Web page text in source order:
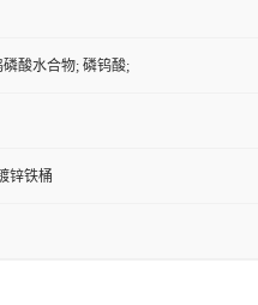
酸水合物; 磷钨酸;
锌铁桶